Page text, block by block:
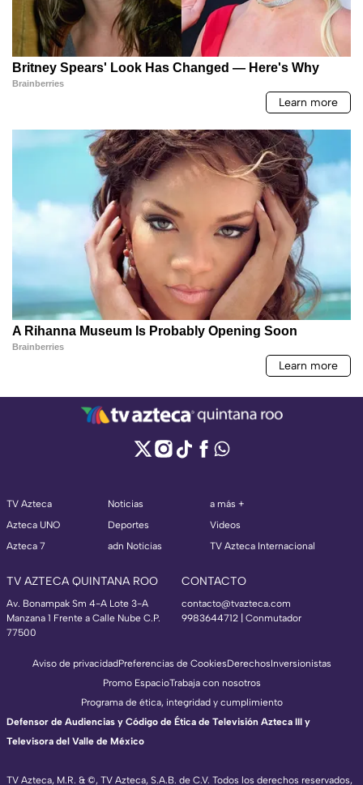
TV Azteca
Azteca UNO
Azteca 7
Noticias
Deportes
adn Noticias
a más +
Videos
TV Azteca Internacional
TV AZTECA QUINTANA ROO
Av. Bonampak Sm 4-A Lote 3-A
Manzana 1 Frente a Calle Nube C.P.
77500
CONTACTO
contacto@tvazteca.com
9983644712 | Conmutador
TV Azteca, M.R. & ©, TV Azteca, S.A.B. de C.V. Todos los derechos reservados,
Aviso de privacidadPreferencias de CookiesDerechosInversionistas
Promo EspacioTrabaja con nosotros
Programa de ética, integridad y cumplimiento
Defensor de Audiencias y Código de Ética de Televisión Azteca III y
Televisora del Valle de México